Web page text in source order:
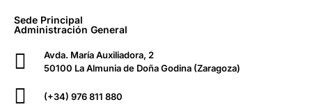
Sede Principal
Administración General
Avda. María Auxiliadora, 2
50100 La Almunia de Doña Godina (Zaragoza)
(+34) 976 811 880